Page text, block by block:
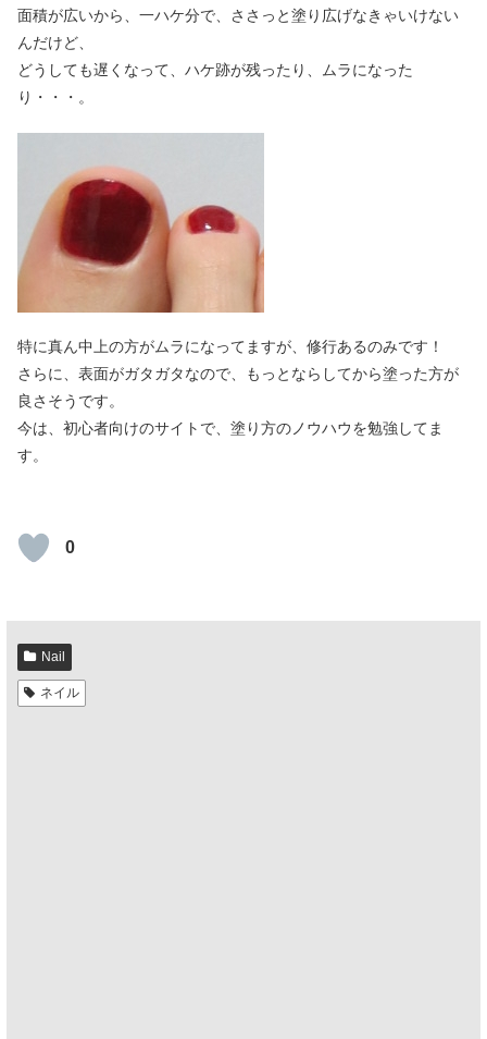
面積が広いから、一ハケ分で、ささっと塗り広げなきゃいけない
んだけど、
どうしても遅くなって、ハケ跡が残ったり、ムラになった
り・・・。
特に真ん中上の方がムラになってますが、修行あるのみです！
さらに、表面がガタガタなので、もっとならしてから塗った方が
良さそうです。
今は、初心者向けのサイトで、塗り方のノウハウを勉強してま
す。
0
Nail
ネイル